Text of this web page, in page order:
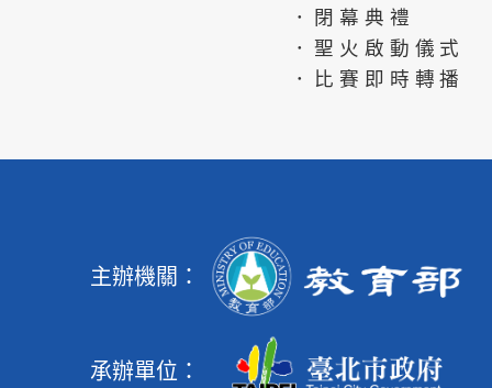
．閉幕典禮
．聖火啟動儀式
．比賽即時轉播
主辦機關：
承辦單位：